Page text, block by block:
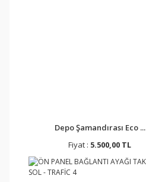
Depo Şamandırası Eco ...
Fiyat : 5.500,00 TL